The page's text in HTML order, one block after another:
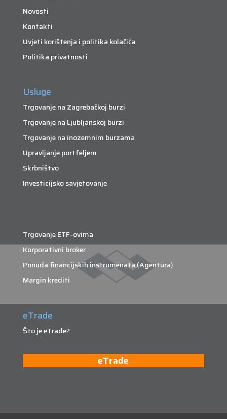
Novosti
Kontakti
Uvjeti korištenja i politika kolačića
Politika privatnosti
Usluge
Trgovanje na Zagrebačkoj burzi
Trgovanje na Ljubljanskoj burzi
Trgovanje na inozemnim burzama
Upravljanje portfeljem
Skrbništvo
Investicijsko savjetovanje
Trgovanje ETF-ovima
Korporativni broker
Ponuda financijskih instrumenata (Agentura)
Margin krediti
eTrade
Što je eTrade?
eTrade